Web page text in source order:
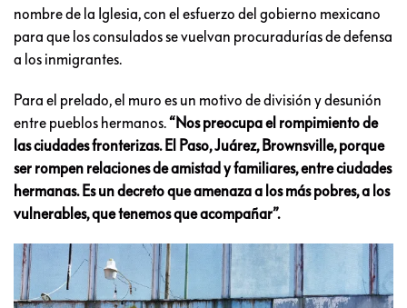
nombre de la Iglesia, con el esfuerzo del gobierno mexicano
para que los consulados se vuelvan procuradurías de defensa
a los inmigrantes.
Para el prelado, el muro es un motivo de división y desunión
entre pueblos hermanos.“Nos preocupa el rompimiento de
las ciudades fronterizas. El Paso, Juárez, Brownsville, porque
ser rompen relaciones de amistad y familiares, entre ciudades
hermanas. Es un decreto que amenaza a los más pobres, a los
vulnerables, que tenemos que acompañar”.